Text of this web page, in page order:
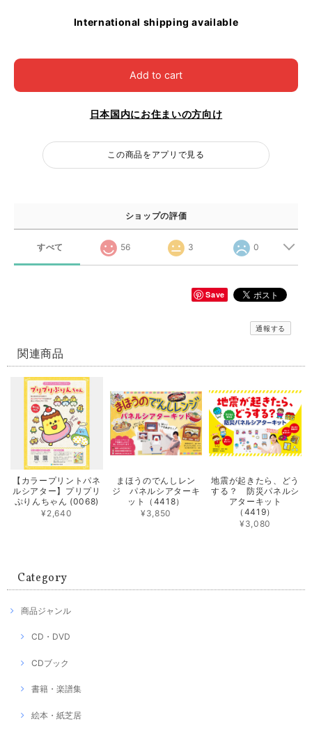
International shipping available
Add to cart
日本国内にお住まいの方向け
この商品をアプリで見る
ショップの評価
すべて 56 3 0
Save
通報する
関連商品
【カラープリントパネ
ルシアター】プリプリ
ぷりんちゃん (0068)
¥2,640
まほうのでんしレン
ジ パネルシアターキ
ット（4418）
¥3,850
地震が起きたら、どう
する？ 防災パネルシ
アターキット
（4419）
¥3,080
Category
商品ジャンル
CD・DVD
CDブック
書籍・楽譜集
絵本・紙芝居